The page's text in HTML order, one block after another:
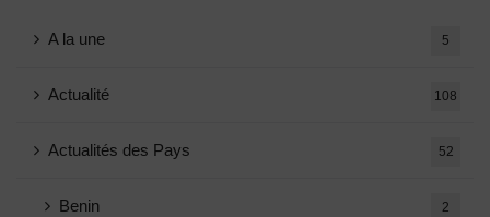
A la une 5
Actualité 108
Actualités des Pays 52
Benin 2